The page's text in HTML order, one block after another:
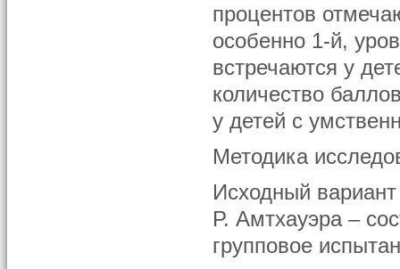
процентов
особенно 1-й,
встречаются у
количество
у детей с
Методика
Исходный
Р. Амтхауэра –
групповое